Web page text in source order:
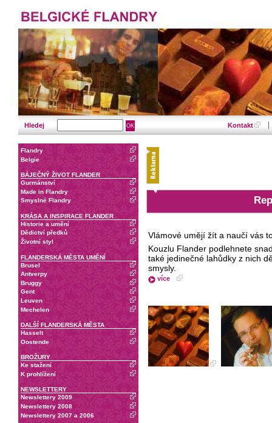
Hledej Kontakt
Flandry
Belgie
BÁJEČNÝ ŽIVOT FLANDER
Gurmánství
Made in Flandry
Smyslné Flandry
KRÁSA A INSPIRACE FLANDER
Historie a umění
Dědictví předků
Životní styl
FLANDERSKÁ MĚSTA UMĚNÍ
Brusel
Antverpy
Bruggy
Gent
Leuven
Mechelen
DALŠÍ FLANDERSKÁ MĚSTA
Hasselt
Oostende
BROŽURY
Ke stažení
K prohlížení
NEWSLETTERY
Newslettery 2009
Newslettery 2008
Newslettery 2007 a 2006
Vlámové umějí žít a naučí vás
Kouzlu Flander podlehnete
také jedinečné lahůdky z nich
smysly.
více